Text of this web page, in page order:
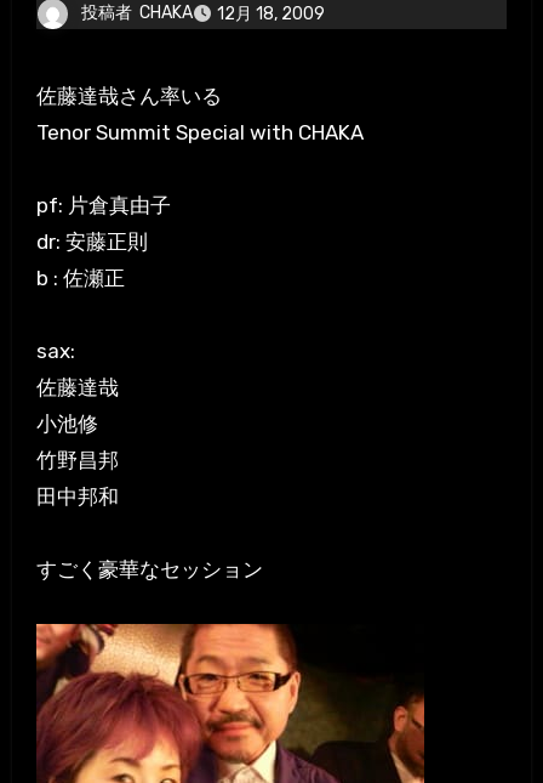
投稿者 CHAKA 12月 18, 2009
佐藤達哉さん率いる
Tenor Summit Special with CHAKA
pf: 片倉真由子
dr: 安藤正則
b : 佐瀬正
sax:
佐藤達哉
小池修
竹野昌邦
田中邦和
すごく豪華なセッション